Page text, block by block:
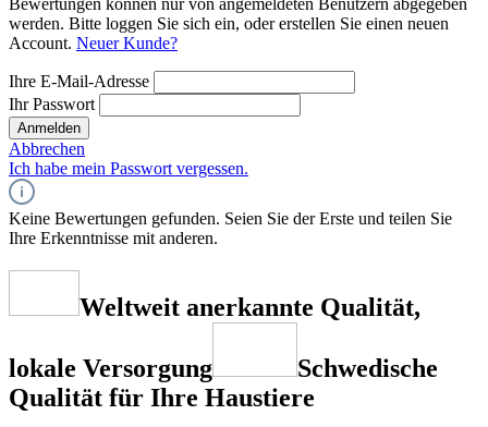
Bewertungen können nur von angemeldeten Benutzern abgegeben
werden. Bitte loggen Sie sich ein, oder erstellen Sie einen neuen
Account. Neuer Kunde?
Ihre E-Mail-Adresse
Ihr Passwort
Anmelden
Abbrechen
Ich habe mein Passwort vergessen.
Keine Bewertungen gefunden. Seien Sie der Erste und teilen Sie
Ihre Erkenntnisse mit anderen.
Weltweit anerkannte Qualität,
lokale Versorgung
Schwedische
Qualität für Ihre Haustiere